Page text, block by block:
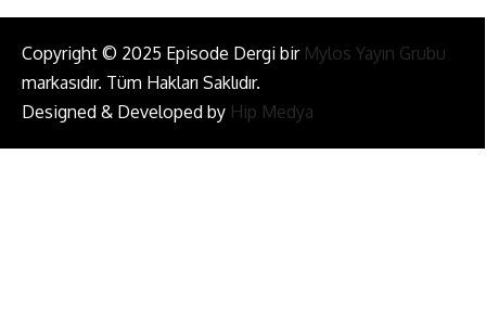
Copyright © 2025 Episode Dergi bir Mylos Yayın Grubu
markasıdır. Tüm Hakları Saklıdır.
Designed & Developed by Hip Medya